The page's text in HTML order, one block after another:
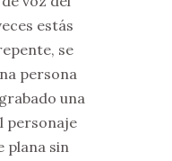
estás
se
persona
una
personaje
plana sin